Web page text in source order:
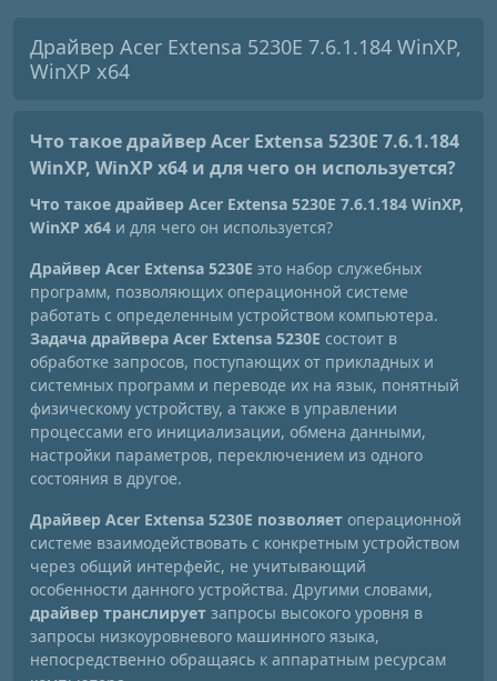
Драйвер Acer Extensa 5230E 7.6.1.184 WinXP,
WinXP x64
Что такое драйвер Acer Extensa 5230E 7.6.1.184
WinXP, WinXP x64 и для чего он используется?
Что такое драйвер Acer Extensa 5230E 7.6.1.184 WinXP,
WinXP x64 и для чего он используется?
Драйвер Acer Extensa 5230E это набор служебных
программ, позволяющих операционной системе
работать с определенным устройством компьютера.
Задача драйвера Acer Extensa 5230E состоит в
обработке запросов, поступающих от прикладных и
системных программ и переводе их на язык, понятный
физическому устройству, а также в управлении
процессами его инициализации, обмена данными,
настройки параметров, переключением из одного
состояния в другое.
Драйвер Acer Extensa 5230E позволяет операционной
системе взаимодействовать с конкретным устройством
через общий интерфейс, не учитывающий
особенности данного устройства. Другими словами,
драйвер транслирует запросы высокого уровня в
запросы низкоуровневого машинного языка,
непосредственно обращаясь к аппаратным ресурсам